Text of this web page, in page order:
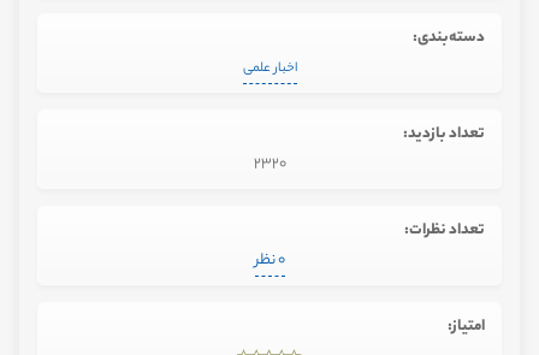
دسته‌بندی:
اخبار علمی
تعداد بازدید:
2320
تعداد نظرات:
0 نظر
امتیاز: